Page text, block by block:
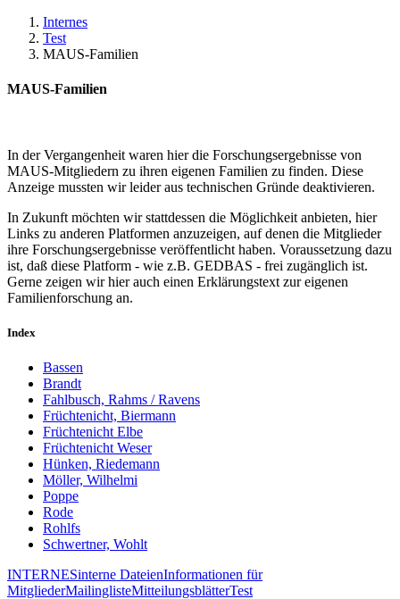
Internes
Test
MAUS-Familien
MAUS-Familien
In der Vergangenheit waren hier die Forschungsergebnisse von
MAUS-Mitgliedern zu ihren eigenen Familien zu finden. Diese
Anzeige mussten wir leider aus technischen Gründe deaktivieren.
In Zukunft möchten wir stattdessen die Möglichkeit anbieten, hier
Links zu anderen Platformen anzuzeigen, auf denen die Mitglieder
ihre Forschungsergebnisse veröffentlicht haben. Voraussetzung dazu
ist, daß diese Platform - wie z.B. GEDBAS - frei zugänglich ist.
Gerne zeigen wir hier auch einen Erklärungstext zur eigenen
Familienforschung an.
Index
Bassen
Brandt
Fahlbusch, Rahms / Ravens
Früchtenicht, Biermann
Früchtenicht Elbe
Früchtenicht Weser
Hünken, Riedemann
Möller, Wilhelmi
Poppe
Rode
Rohlfs
Schwertner, Wohlt
INTERNESinterne DateienInformationen für
MitgliederMailinglisteMitteilungsblätterTest